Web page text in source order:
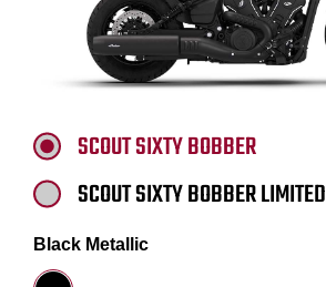
SCOUT SIXTY BOBBER
SCOUT SIXTY BOBBER LIMITED
Black Metallic